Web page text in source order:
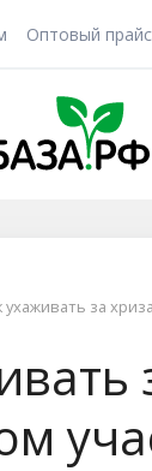
Оптовый
ухаживать за